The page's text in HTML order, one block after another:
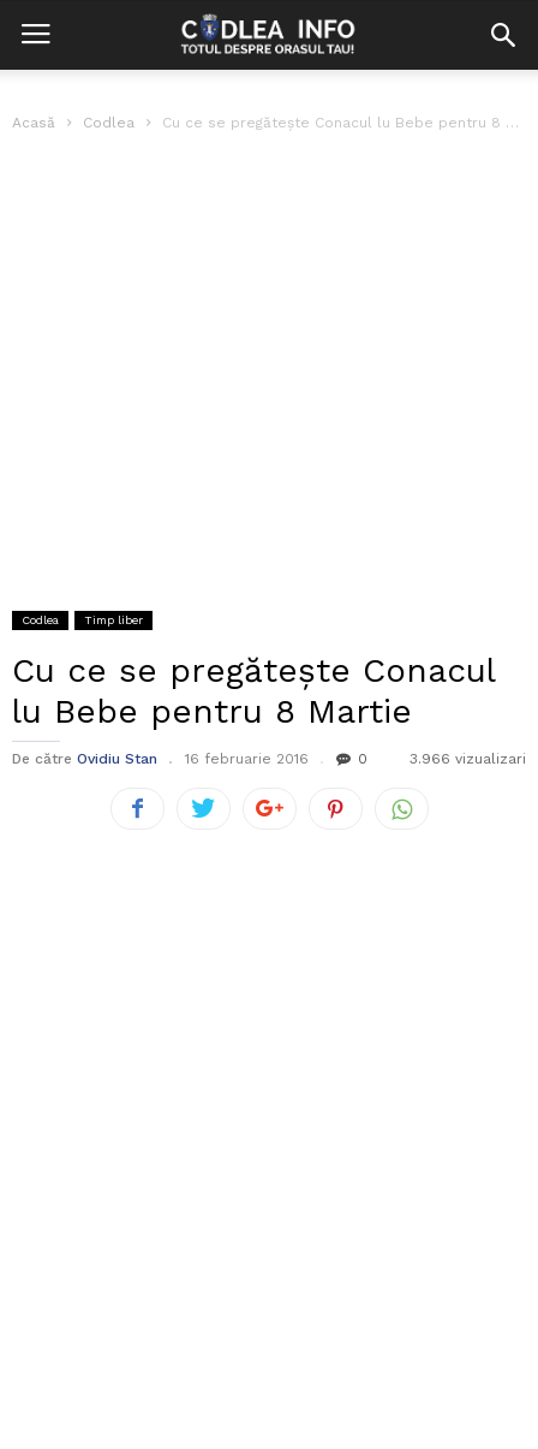
Acasă Codlea Cu ce se pregătește Conacul lu Bebe pentru 8 Martie
Codlea Timp liber
Cu ce se pregătește Conacul
lu Bebe pentru 8 Martie
De către Ovidiu Stan 16 februarie 2016 0 3.966 vizualizari